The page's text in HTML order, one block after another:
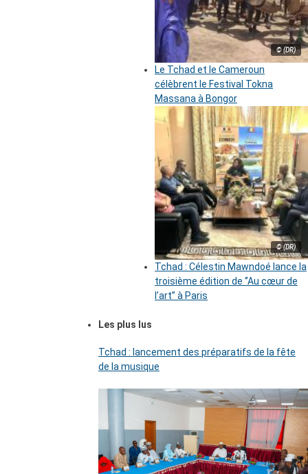
© (DR)
Le Tchad et le Cameroun
célèbrent le Festival Tokna
Massana à Bongor
© (DR)
Tchad : Célestin Mawndoé lance la
troisième édition de ‘’Au cœur de
l’art’’ à Paris
Les plus lus
Tchad : lancement des préparatifs de la fête
de la musique